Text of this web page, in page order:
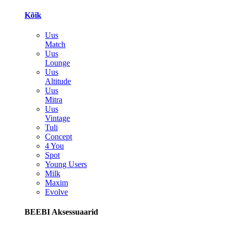
Kõik
Uus
Match
Uus
Lounge
Uus
Altitude
Uus
Mitra
Uus
Vintage
Tuli
Concept
4 You
Spot
Young Users
Milk
Maxim
Evolve
BEEBI Aksessuaarid